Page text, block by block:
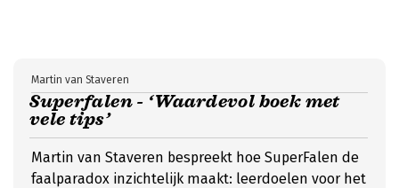
Superfalen - ‘Waardevol boek met
vele tips’
Martin van Staveren
Martin van Staveren bespreekt hoe SuperFalen de
faalparadox inzichtelijk maakt: leerdoelen voor het